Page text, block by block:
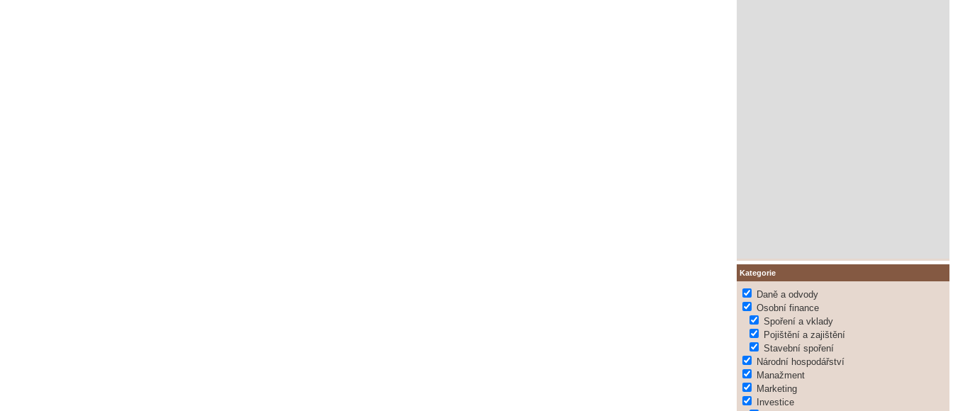
Kategorie
Daně a odvody
Osobní finance
Spoření a vklady
Pojištění a zajištění
Stavební spoření
Národní hospodářství
Manažment
Marketing
Investice